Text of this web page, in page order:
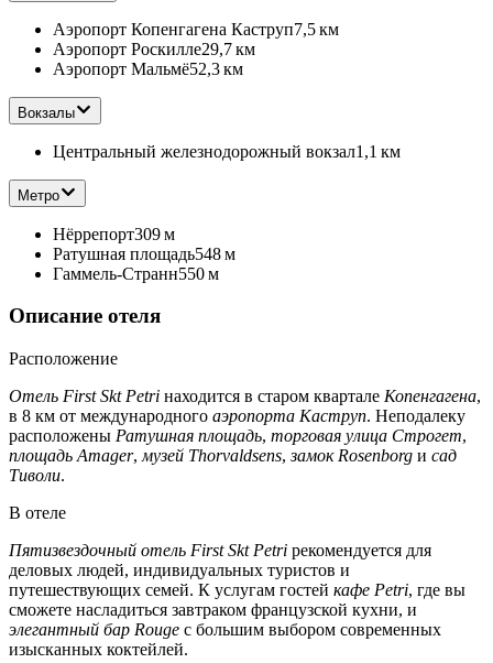
Аэропорт Копенгагена Каструп7,5 км
Аэропорт Роскилле29,7 км
Аэропорт Мальмё52,3 км
Вокзалы
Центральный железнодорожный вокзал1,1 км
Метро
Нёррепорт309 м
Ратушная площадь548 м
Гаммель-Странн550 м
Описание отеля
Расположение
Отель First Skt Petri находится в старом квартале Копенгагена,
в 8 км от международного аэропорта Каструп. Неподалеку
расположены Ратушная площадь, торговая улица Строгет,
площадь Amager, музей Thorvaldsens,замок Rosenborg и сад
Тиволи.
В отеле
Пятизвездочный отель First Skt Petri рекомендуется для
деловых людей, индивидуальных туристов и
путешествующих семей. К услугам гостей кафе Petri, где вы
сможете насладиться завтраком французской кухни, и
элегантный бар Rouge с большим выбором современных
изысканных коктейлей.